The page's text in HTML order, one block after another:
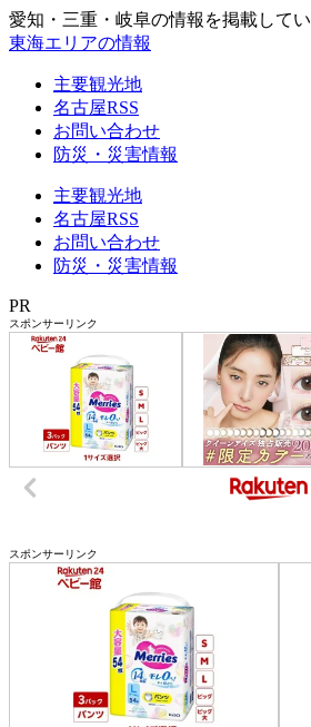
愛知・三重・岐阜の情報を掲載して
東海エリアの情報
主要観光地
名古屋RSS
お問い合わせ
防災・災害情報
主要観光地
名古屋RSS
お問い合わせ
防災・災害情報
PR
スポンサーリンク
スポンサーリンク